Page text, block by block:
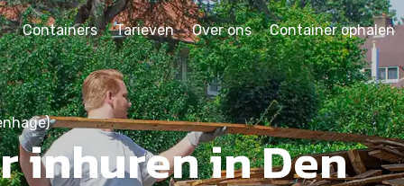
Containers Tarieven Over ons Container ophalen
in Den